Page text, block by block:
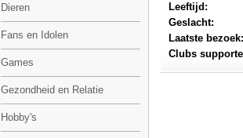
Dieren
Fans en Idolen
Games
Gezondheid en Relatie
Hobby's
Leeftijd:
Geslacht:
Laatste bezoek:
Clubs